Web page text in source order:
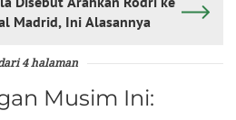
Madrid, Ini Alasannya
4 halaman
Musim Ini: